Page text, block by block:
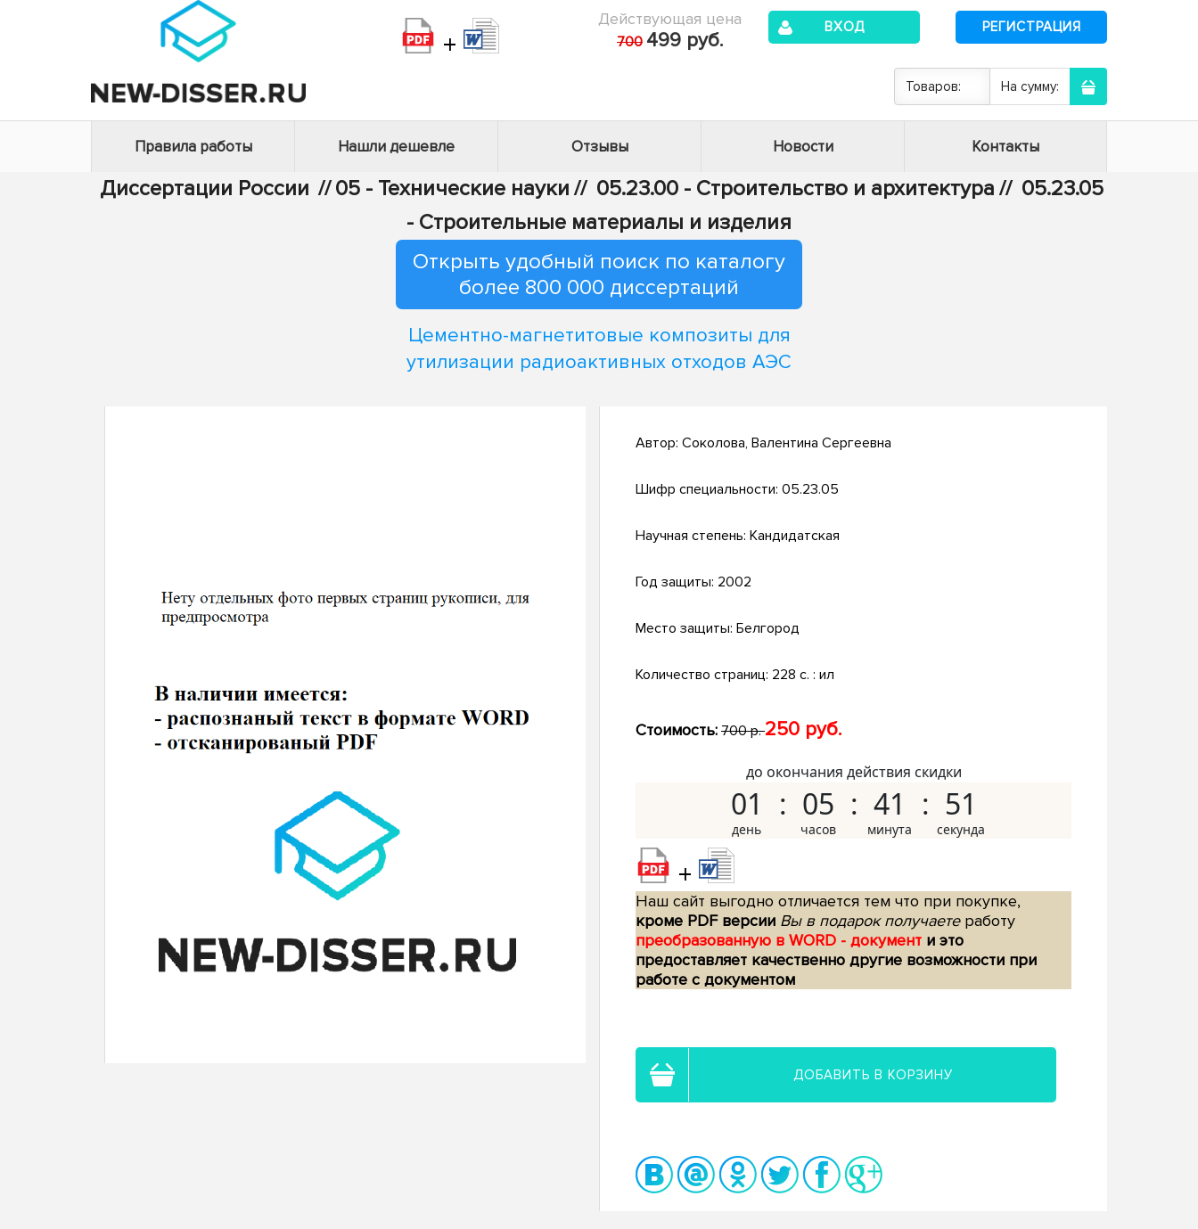
+
Действующая цена
700 499 руб.
ВХОД РЕГИСТРАЦИЯ
Товаров: На сумму:
Правила работы Нашли дешевле Отзывы Новости Контакты
Диссертации России // 05 - Технические науки // 05.23.00 - Строительство и архитектура // 05.23.05
- Строительные материалы и изделия
Открыть удобный поиск по каталогу
более 800 000 диссертаций
Цементно-магнетитовые композиты для
утилизации радиоактивных отходов АЭС
Автор: Соколова, Валентина Сергеевна
Шифр специальности: 05.23.05
Научная степень: Кандидатская
Год защиты: 2002
Место защиты: Белгород
Количество страниц: 228 с. : ил
Стоимость: 700 р.250 руб.
до окончания действия скидки
01 05 41 50
+
Наш сайт выгодно отличается тем что при покупке,
кроме PDF версии Вы в подарок получаетеработу
преобразованную в WORD - документ и это
предоставляет качественно другие возможности при
работе с документом
ДОБАВИТЬ В КОРЗИНУ